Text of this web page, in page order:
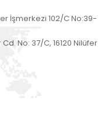
İşmerkezi 102/C No:39-
No: 37/C, 16120 Nilüfer